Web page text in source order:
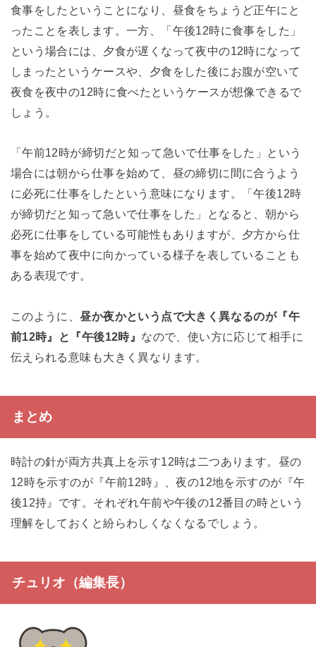
食事をしたということになり、昼食をちょうど正午にと
ったことを表します。一方、「午後12時に食事をした」
という場合には、夕食が遅くなって夜中の12時になって
しまったというケースや、夕食をした後にお腹が空いて
夜食を夜中の12時に食べたというケースが想像できるで
しょう。
「午前12時が締切だと知って急いで仕事をした」という
場合には朝から仕事を始めて、昼の締切に間に合うよう
に必死に仕事をしたという意味になります。「午後12時
が締切だと知って急いで仕事をした」となると、朝から
必死に仕事をしている可能性もありますが、夕方から仕
事を始めて夜中に向かっている様子を表していることも
ある表現です。
このように、昼か夜かという点で大きく異なるのが『午
前12時』と『午後12時』 なので、使い方に応じて相手に
伝えられる意味も大きく異なります。
まとめ
時計の針が両方共真上を示す12時は二つあります。昼の
12時を示すのが『午前12時』、夜の12地を示すのが『午
後12持』です。それぞれ午前や午後の12番目の時という
理解をしておくと紛らわしくなくなるでしょう。
チュリオ（編集長）